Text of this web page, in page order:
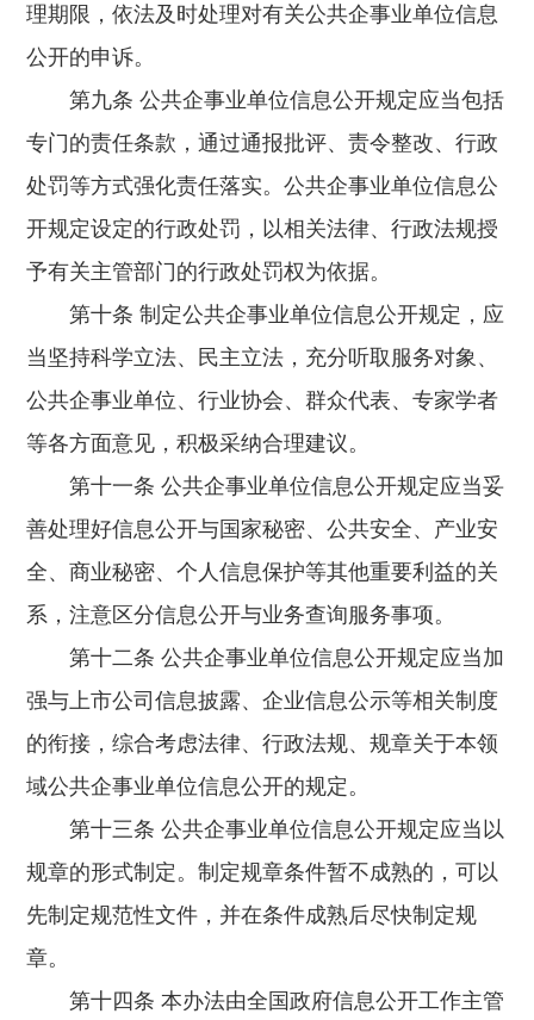
理期限，依法及时处理对有关公共企事业单位信息
公开的申诉。
第九条 公共企事业单位信息公开规定应当包括
专门的责任条款，通过通报批评、责令整改、行政
处罚等方式强化责任落实。公共企事业单位信息公
开规定设定的行政处罚，以相关法律、行政法规授
予有关主管部门的行政处罚权为依据。
第十条 制定公共企事业单位信息公开规定，应
当坚持科学立法、民主立法，充分听取服务对象、
公共企事业单位、行业协会、群众代表、专家学者
等各方面意见，积极采纳合理建议。
第十一条 公共企事业单位信息公开规定应当妥
善处理好信息公开与国家秘密、公共安全、产业安
全、商业秘密、个人信息保护等其他重要利益的关
系，注意区分信息公开与业务查询服务事项。
第十二条 公共企事业单位信息公开规定应当加
强与上市公司信息披露、企业信息公示等相关制度
的衔接，综合考虑法律、行政法规、规章关于本领
域公共企事业单位信息公开的规定。
第十三条 公共企事业单位信息公开规定应当以
规章的形式制定。制定规章条件暂不成熟的，可以
先制定规范性文件，并在条件成熟后尽快制定规
章。
第十四条 本办法由全国政府信息公开工作主管